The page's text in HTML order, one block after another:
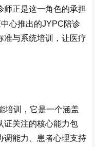
正是这一角色的承担
心推出的JYPC陪诊
准与系统培训，让医疗
培训，它是一个涵盖
证关注的核心能力包
调能力、患者心理支持